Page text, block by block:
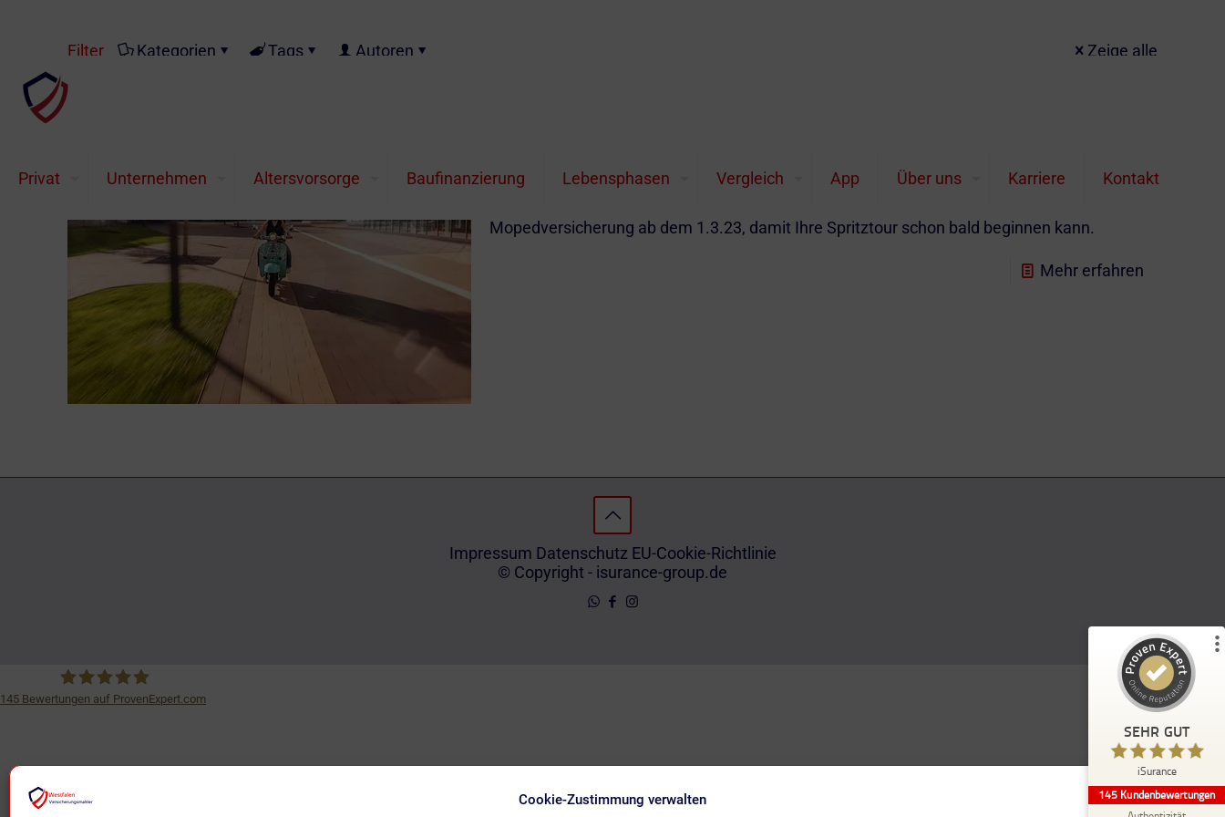
Cookie-Zustimmung verwalten
Privat Unternehmen Altersvorsorge Baufinanzierung Lebensphasen Vergleich App Über uns Karriere Kontakt
Filter Kategorien Tags Autoren Zeige alle
Versicherungskennzeichen / Kennzeichen für Moped & Mofa 2023 Der Frühling kommt und
damit auch die neue Moped- und Mofa-Saison 2023-2024 Denken Sie rechtzeitig an das
Mopedversicherung ab dem 1.3.23, damit Ihre Spritztour schon bald beginnen kann.
Mehr erfahren
Impressum Datenschutz EU-Cookie-Richtlinie
© Copyright - isurance-group.de
145 Bewertungen auf ProvenExpert.com
SEHR GUT
iSurance
145 Kundenbewertungen
100
%
Empfehlungen auf
ProvenExpert.com
31
Bewertungen auf
ProvenExpert.com
anderen Quellen
Blick aufs ProvenExpert-Profil werfen